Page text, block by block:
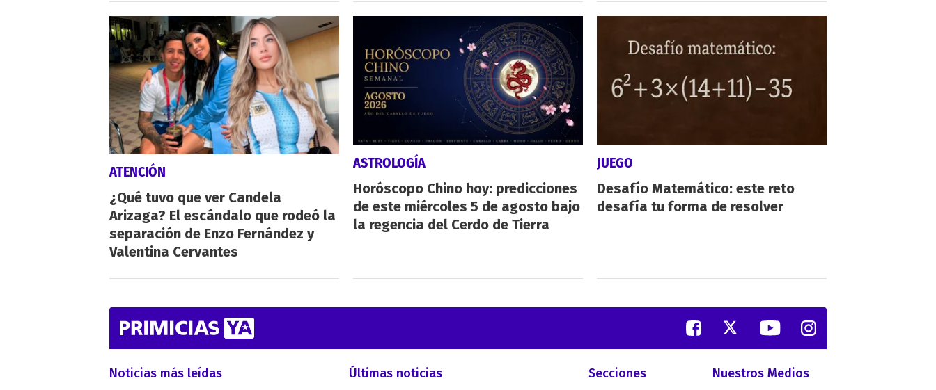
ATENCIÓN
¿Qué tuvo que ver Candela
Arizaga? El escándalo que rodeó la
separación de Enzo Fernández y
Valentina Cervantes
ASTROLOGÍA
Horóscopo Chino hoy: predicciones
de este miércoles 5 de agosto bajo
la regencia del Cerdo de Tierra
JUEGO
Desafío Matemático: este reto
desafía tu forma de resolver
Noticias más leídas Últimas noticias Secciones Nuestros Medios